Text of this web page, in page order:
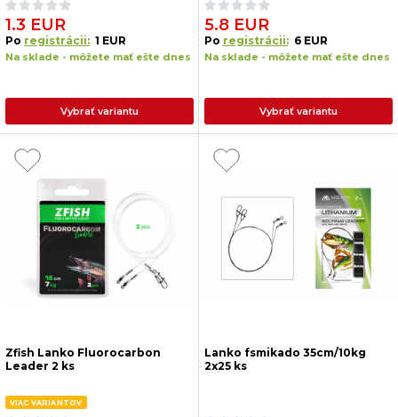
1.3 EUR
Po registrácii: 1 EUR
Na sklade - môžete mať ešte dnes
Vybrať variantu
5.8 EUR
Po registrácii: 6 EUR
Na sklade - môžete mať ešte dnes
Vybrať variantu
Zfish Lanko Fluorocarbon
Leader 2 ks
VIAC VARIANTOV
Lanko fsmikado 35cm/10kg
2x25 ks